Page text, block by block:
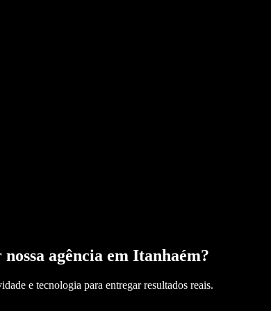
agência em Itanhaém?
e tecnologia para entregar resultados reais.